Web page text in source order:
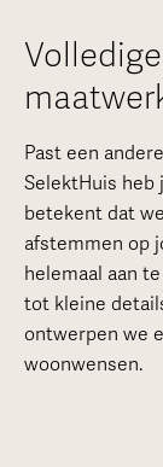
Past een
SelektHuis heb
betekent dat
afstemmen op
helemaal aan
tot kleine
ontwerpen we
woonwensen.